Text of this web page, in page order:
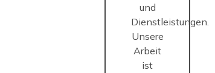
und
Dienstleistungen.
Unsere
Arbeit
ist